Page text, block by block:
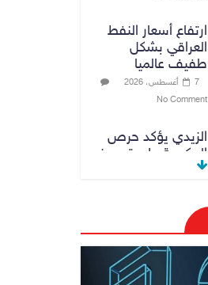
ارتفاع أسعار النفط
العراقي بشكل
طفيف عالميا
7 أغسطس، 2026
No Comment
الزيدي يؤكد حرص
الحكومة على ترسيخ
علاقات التعاون مع
No Comment
وزارة الداخلية:
الحدود العراقية